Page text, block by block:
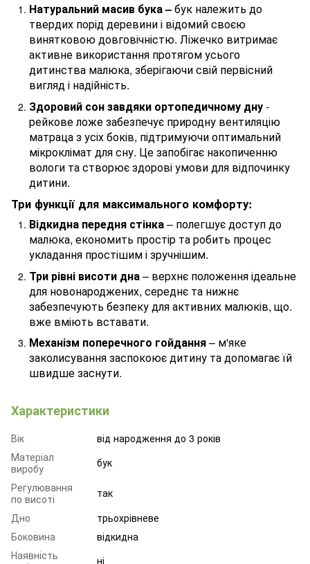
Натуральний масив бука –бук належить до
твердих порід деревини і відомий своєю
винятковою довговічністю. Ліжечко витримає
активне використання протягом усього
дитинства малюка, зберігаючи свій первісний
вигляд і надійність.
Здоровий сон завдяки ортопедичному дну-
рейкове ложе забезпечує природну вентиляцію
матраца з усіх боків, підтримуючи оптимальний
мікроклімат для сну. Це запобігає накопиченню
вологи та створює здорові умови для відпочинку
дитини.
Три функції для максимального комфорту:
Відкидна передня стінка– полегшує доступ до
малюка, економить простір та робить процес
укладання простішим і зручнішим.
Три рівні висоти дна– верхнє положення ідеальне
для новонароджених, середнє та нижнє
забезпечують безпеку для активних малюків, що.
вже вміють вставати.
Механізм поперечного гойдання– м'яке
заколисування заспокоює дитину та допомагає їй
швидше заснути.
Характеристики
Вік
від народження до 3 років
Матеріал
виробу
бук
Регулювання
по висоті
так
Дно
трьохрівневе
Боковина
відкидна
Наявність
ні